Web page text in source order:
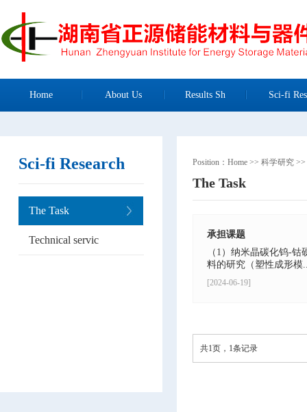
Home About Us Results Sh Sci-fi Res
Sci-fi Research
The Task
Technical servic
Position： Home >> 科学研究 >>
The Task
承担课题
（1）纳米晶碳化钨-
料的研究（塑性成形模
[2024-06-19]
共1页，1条记录